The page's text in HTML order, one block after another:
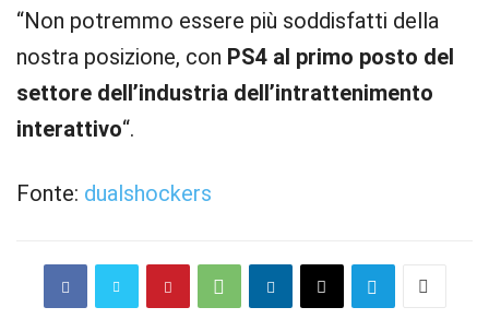
“Non potremmo essere più soddisfatti della
nostra posizione, con PS4 al primo posto del
settore dell’industria dell’intrattenimento
interattivo“.
Fonte: dualshockers